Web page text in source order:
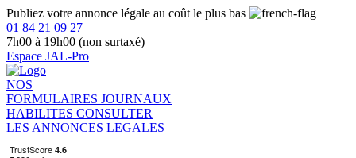
Publiez votre annonce légale au coût le plus bas
01 84 21 09 27
7h00 à 19h00 (non surtaxé)
Espace JAL-Pro
NOS
FORMULAIRES JOURNAUX
HABILITES CONSULTER
LES ANNONCES LEGALES